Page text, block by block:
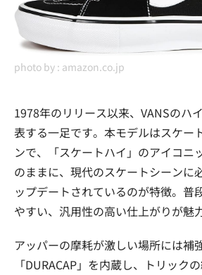
photo by : amazon.co.jp
1978年のリリース以来、VANSのハ
表する一足です。本モデルはスケー
ンで、「スケートハイ」のアイコニ
のままに、現代のスケートシーンに
ップデートされているのが特徴。普
やすい、汎用性の高い仕上がりが魅
アッパーの摩耗が激しい場所には補
「DURACAP」を内蔵し、トリック